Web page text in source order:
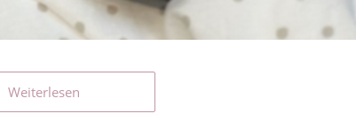
Weiterlesen